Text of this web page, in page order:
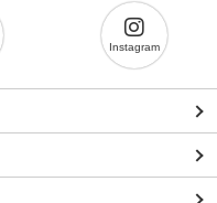
Instagram